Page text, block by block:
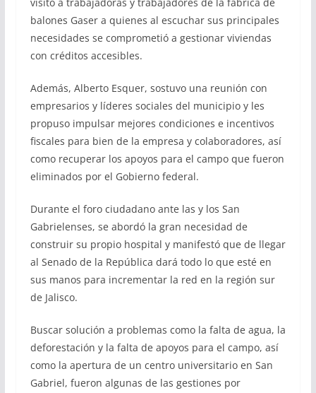
balones Gaser a quienes al escuchar sus principales
necesidades se comprometió a gestionar viviendas
con créditos accesibles.
Además, Alberto Esquer, sostuvo una reunión con
empresarios y líderes sociales del municipio y les
propuso impulsar mejores condiciones e incentivos
fiscales para bien de la empresa y colaboradores, así
como recuperar los apoyos para el campo que fueron
eliminados por el Gobierno federal.
Durante el foro ciudadano ante las y los San
Gabrielenses, se abordó la gran necesidad de
construir su propio hospital y manifestó que de llegar
al Senado de la República dará todo lo que esté en
sus manos para incrementar la red en la región sur
de Jalisco.
Buscar solución a problemas como la falta de agua, la
deforestación y la falta de apoyos para el campo, así
como la apertura de un centro universitario en San
Gabriel, fueron algunas de las gestiones por